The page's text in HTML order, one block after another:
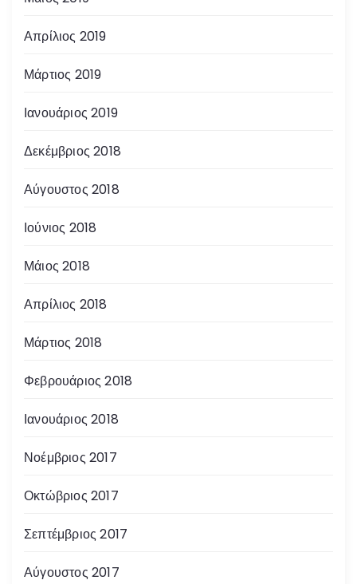
Απρίλιος 2019
Μάρτιος 2019
Ιανουάριος 2019
Δεκέμβριος 2018
Αύγουστος 2018
Ιούνιος 2018
Μάιος 2018
Απρίλιος 2018
Μάρτιος 2018
Φεβρουάριος 2018
Ιανουάριος 2018
Νοέμβριος 2017
Οκτώβριος 2017
Σεπτέμβριος 2017
Αύγουστος 2017